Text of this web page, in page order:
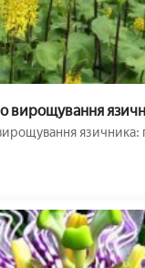
вирощування
язичника: